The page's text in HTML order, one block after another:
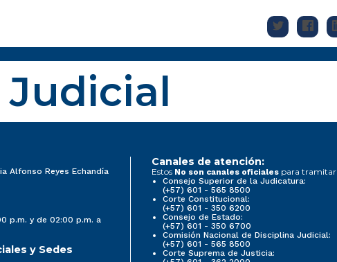
Judicial
Alfonso Reyes Echandía
p.m. y de 02:00 p.m. a
y Sedes
Canales de atención:
Estos No son canales oficiales para tramitar
Consejo Superior de la Judicatura:
(+57) 601 - 565 8500
Corte Constitucional:
(+57) 601 - 350 6200
Consejo de Estado:
(+57) 601 - 350 6700
Comisión Nacional de Disciplina Judicial:
(+57) 601 - 565 8500
Corte Suprema de Justicia: